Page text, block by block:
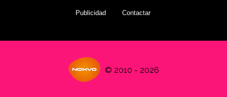
Publicidad Contactar
© 2010 - 2026